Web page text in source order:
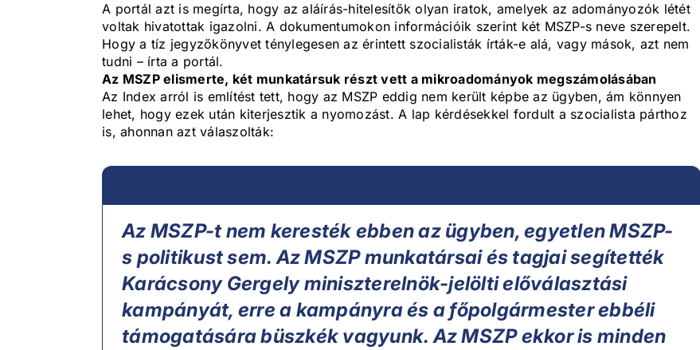
A portál azt is megírta, hogy az aláírás-hitelesítők olyan iratok, amelyek az adományozók létét
voltak hivatottak igazolni. A dokumentumokon információik szerint két MSZP-s neve szerepelt.
Hogy a tíz jegyzőkönyvet ténylegesen az érintett szocialisták írták-e alá, vagy mások, azt nem
tudni – írta a portál.
Az MSZP elismerte, két munkatársuk részt vett a mikroadományok megszámolásában
Az Index arról is említést tett, hogy az MSZP eddig nem került képbe az ügyben, ám könnyen
lehet, hogy ezek után kiterjesztik a nyomozást. A lap kérdésekkel fordult a szocialista párthoz
is, ahonnan azt válaszolták:
Az MSZP-t nem keresték ebben az ügyben, egyetlen MSZP-
s politikust sem. Az MSZP munkatársai és tagjai segítették
Karácsony Gergely miniszterelnök-jelölti előválasztási
kampányát, erre a kampányra és a főpolgármester ebbéli
támogatására büszkék vagyunk. Az MSZP ekkor is minden